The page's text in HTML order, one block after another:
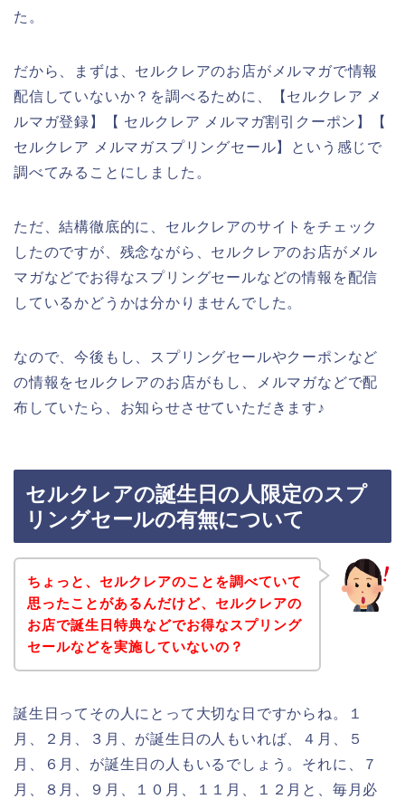
た。
だから、まずは、セルクレアのお店がメルマガで情報
配信していないか？を調べるために、【セルクレア メ
ルマガ登録】【 セルクレア メルマガ割引クーポン】【
セルクレア メルマガスプリングセール】という感じで
調べてみることにしました。
ただ、結構徹底的に、セルクレアのサイトをチェック
したのですが、残念ながら、セルクレアのお店がメル
マガなどでお得なスプリングセールなどの情報を配信
しているかどうかは分かりませんでした。
なので、今後もし、スプリングセールやクーポンなど
の情報をセルクレアのお店がもし、メルマガなどで配
布していたら、お知らせさせていただきます♪
セルクレアの誕生日の人限定のスプ
リングセールの有無について
ちょっと、セルクレアのことを調べていて
思ったことがあるんだけど、セルクレアの
お店で誕生日特典などでお得なスプリング
セールなどを実施していないの？
誕生日ってその人にとって大切な日ですからね。１
月、２月、３月、が誕生日の人もいれば、４月、５
月、６月、が誕生日の人もいるでしょう。それに、７
月、８月、９月、１０月、１１月、１２月と、毎月必